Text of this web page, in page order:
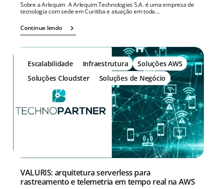
Sobre a Arlequim A Arlequim Technologies S.A. é uma empresa de
tecnologia com sede em Curitiba e atuação em toda…
Continue lendo
Escalabilidade Infraestrutura
Soluções AWS
Soluções Cloudster
Soluções de Negócio
VALURIS: arquitetura serverless para
rastreamento e telemetria em tempo real na AWS